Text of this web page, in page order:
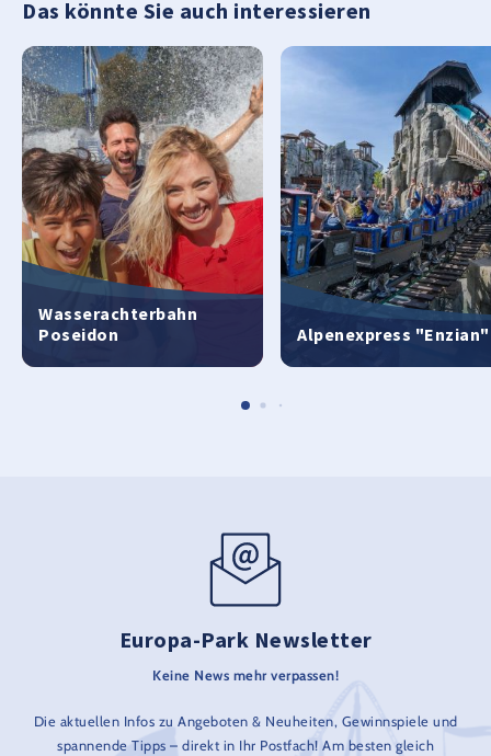
Das könnte Sie auch interessieren
Wasserachterbahn
Poseidon
Alpenexpress "Enzian"
Europa-Park Newsletter
Keine News mehr verpassen!
Die aktuellen Infos zu Angeboten & Neuheiten, Gewinnspiele und
spannende Tipps – direkt in Ihr Postfach! Am besten gleich